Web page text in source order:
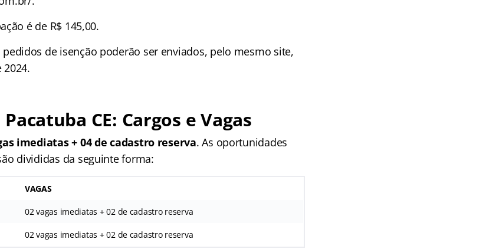
é de R$ 145,00.
de isenção poderão ser enviados, pelo mesmo site,
2024.
CE: Cargos e Vagas
imediatas + 04 de cadastro reserva. As oportunidades
divididas da seguinte forma:
VAGAS
02 vagas imediatas + 02 de cadastro reserva
02 vagas imediatas + 02 de cadastro reserva